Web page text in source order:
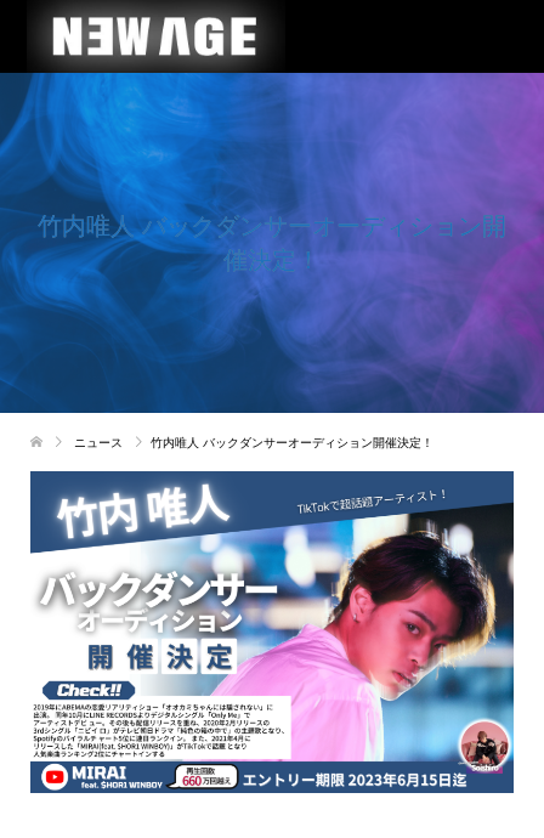
竹内唯人 バックダンサーオーディション開
催決定！
ニュース 竹内唯人 バックダンサーオーディション開催決定！